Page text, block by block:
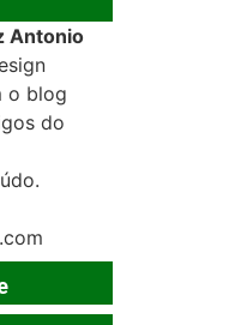
Antonio
o blog
do